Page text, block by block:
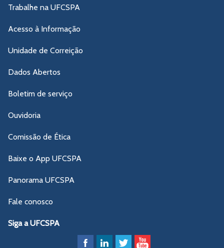
Trabalhe na UFCSPA
Acesso à Informação
Unidade de Correição
Dados Abertos
Boletim de serviço
Ouvidoria
Comissão de Ética
Baixe o App UFCSPA
Panorama UFCSPA
Fale conosco
Siga a UFCSPA